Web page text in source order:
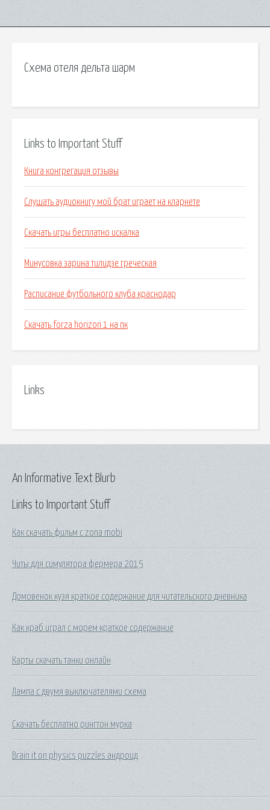
Схема отеля дельта шарм
Links to Important Stuff
Книга конгрегация отзывы
Слушать аудиокнигу мой брат играет на кларнете
Скачать игры бесплатно искалка
Минусовка зарина тилидзе греческая
Расписание футбольного клуба краснодар
Скачать forza horizon 1 на пк
Links
Links to Important Stuff
Как скачать фильм с zona mobi
Читы для симулятора фермера 2015
Домовенок кузя краткое содержание для читательского дневника
Как краб играл с морем краткое содержание
Карты скачать танки онлайн
Лампа с двумя выключателями схема
Скачать бесплатно рингтон мурка
Brain it on physics puzzles андроид
An Informative Text Blurb